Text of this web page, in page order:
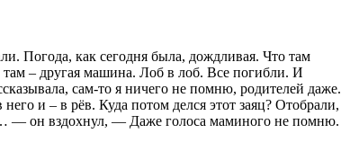
Погода, как сегодня была, дождливая. Что там
там – другая машина. Лоб в лоб. Все погибли. И
сам-то я ничего не помню, родителей даже.
и – в рёв. Куда потом делся этот заяц? Отобрали,
— он вздохнул, — Даже голоса маминого не помню.